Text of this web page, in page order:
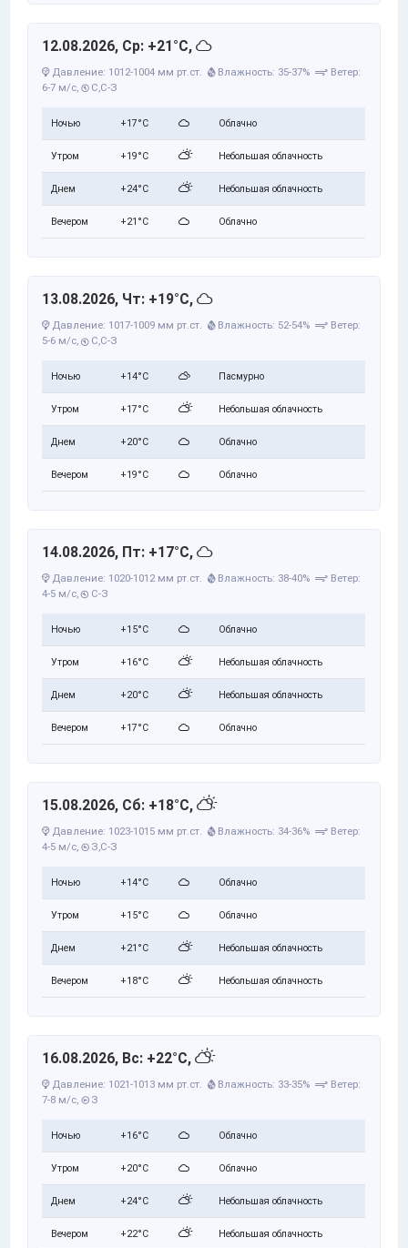
12.08.2026, Ср: +21°C,
Давление: 1012-1004 мм рт.ст. Влажность: 35-37%
Ветер:
6-7 м/с, С,С-З
Ночью +17°C Облачно
Утром +19°C Небольшая облачность
Днем +24°C Небольшая облачность
Вечером +21°C Облачно
13.08.2026, Чт: +19°C,
Давление: 1017-1009 мм рт.ст. Влажность: 52-54%
Ветер:
5-6 м/с, С,С-З
Ночью +14°C Пасмурно
Утром +17°C Небольшая облачность
Днем +20°C Облачно
Вечером +19°C Облачно
14.08.2026, Пт: +17°C,
Давление: 1020-1012 мм рт.ст. Влажность: 38-40%
Ветер:
4-5 м/с,
С-З
Ночью +15°C Облачно
Утром +16°C Небольшая облачность
Днем +20°C Небольшая облачность
Вечером +17°C Облачно
15.08.2026, Сб: +18°C,
Давление: 1023-1015 мм рт.ст. Влажность: 34-36%
Ветер:
4-5 м/с, З,С-З
Ночью +14°C Облачно
Утром +15°C Облачно
Днем +21°C Небольшая облачность
Вечером +18°C Небольшая облачность
16.08.2026, Вс: +22°C,
Давление: 1021-1013 мм рт.ст. Влажность: 33-35%
Ветер:
7-8 м/с, З
Ночью +16°C Облачно
Утром +20°C Облачно
Днем +24°C Небольшая облачность
Вечером +22°C Небольшая облачность